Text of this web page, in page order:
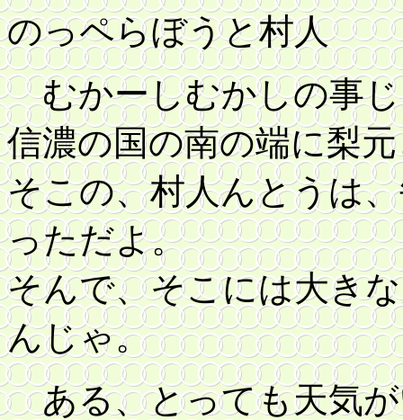
のっペらぼうと村人
むかーしむかしの事じ
信濃の国の南の端に梨
そこの、村人んとうは
っただよ。
そんで、そこには大き
んじゃ。
ある、とっても天気が